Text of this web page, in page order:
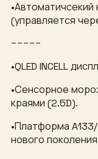
(управляется
−−−−−
•QLED INCELL
•Сенсорное
краями (2.5D).
•Платформа
нового